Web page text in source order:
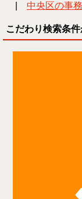
中央区の事
こだわり検索条